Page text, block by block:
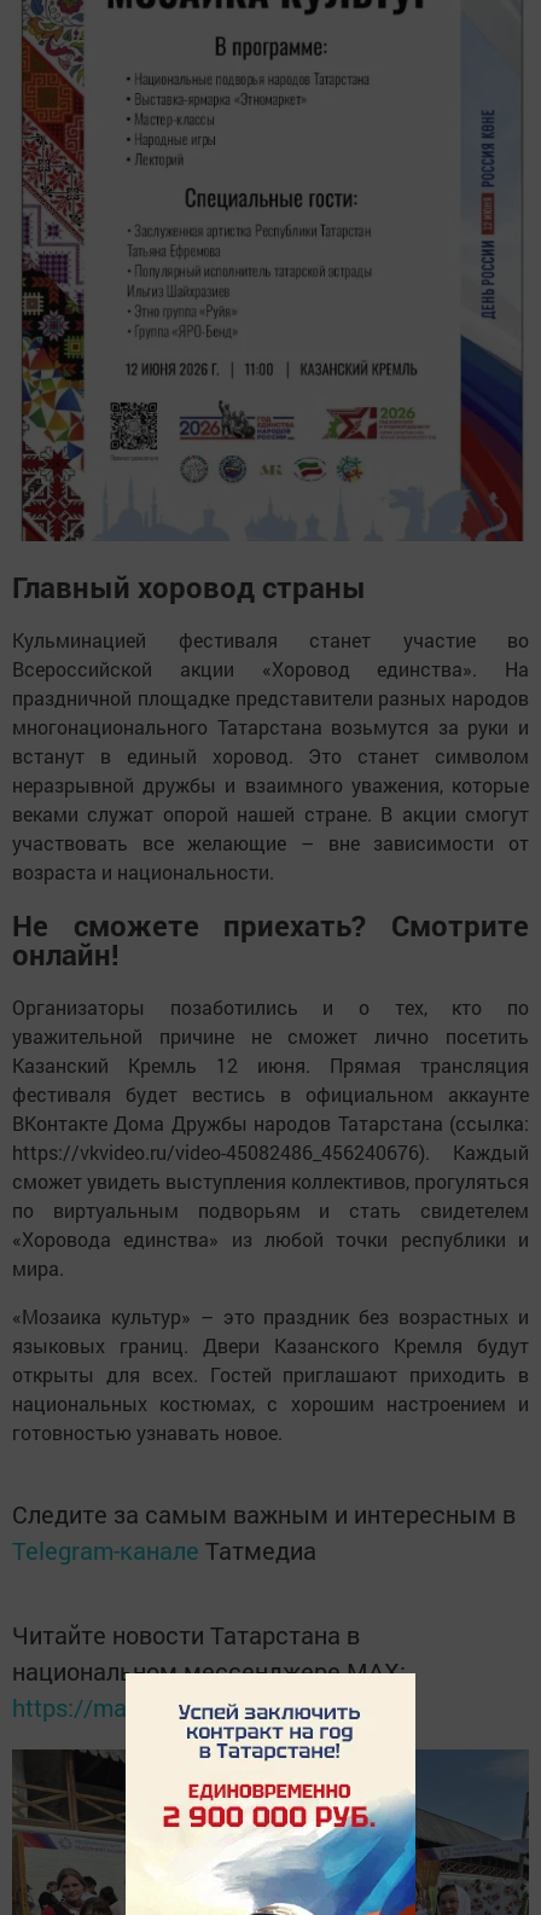
Главный хоровод страны
Кульминацией фестиваля станет участие во
Всероссийской акции «Хоровод единства». На
праздничной площадке представители разных народов
многонационального Татарстана возьмутся за руки и
встанут в единый хоровод. Это станет символом
неразрывной дружбы и взаимного уважения, которые
веками служат опорой нашей стране. В акции смогут
участвовать все желающие – вне зависимости от
возраста и национальности.
Не сможете приехать? Смотрите
онлайн!
Организаторы позаботились и о тех, кто по
уважительной причине не сможет лично посетить
Казанский Кремль 12 июня. Прямая трансляция
фестиваля будет вестись в официальном аккаунте
ВКонтакте Дома Дружбы народов Татарстана (ссылка:
https://vkvideo.ru/video-45082486_456240676). Каждый
сможет увидеть выступления коллективов, прогуляться
по виртуальным подворьям и стать свидетелем
«Хоровода единства» из любой точки республики и
мира.
«Мозаика культур» – это праздник без возрастных и
языковых границ. Двери Казанского Кремля будут
открыты для всех. Гостей приглашают приходить в
национальных костюмах, с хорошим настроением и
готовностью узнавать новое.
Следите за самым важным и интересным в
Telegram-канале Татмедиа
Читайте новости Татарстана в
национальном мессенджере MАХ:
https://max.ru/tatmedia